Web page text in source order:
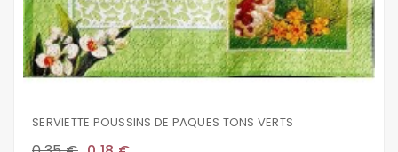
SERVIETTE POUSSINS DE PAQUES TONS VERTS